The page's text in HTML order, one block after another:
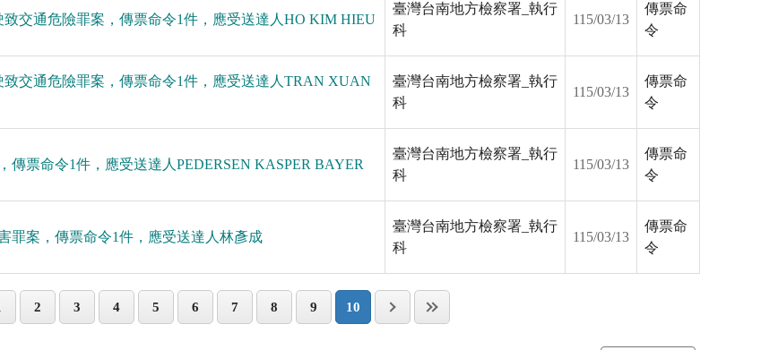
交通危險罪案，傳票命令1件，應受送達人HO KIM HIEU
臺灣台南地方檢察署_執行
科
115/03/13
傳票命
令
交通危險罪案，傳票命令1件，應受送達人TRAN XUAN
臺灣台南地方檢察署_執行
科
115/03/13
傳票命
令
傳票命令1件，應受送達人PEDERSEN KASPER BAYER
臺灣台南地方檢察署_執行
科
115/03/13
傳票命
令
罪案，傳票命令1件，應受送達人林彥成
臺灣台南地方檢察署_執行
科
115/03/13
傳票命
令
2 3 4 5 6 7 8 9 10